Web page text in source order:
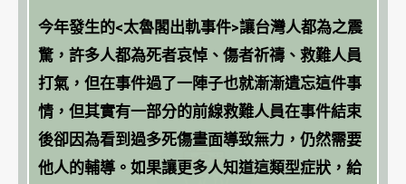
今年發生的<太魯閣出軌事件>讓台灣人都為之震
驚，許多人都為死者哀悼、傷者祈禱、救難人員
打氣，但在事件過了一陣子也就漸漸遺忘這件事
情，但其實有一部分的前線救難人員在事件結束
後卻因為看到過多死傷畫面導致無力，仍然需要
他人的輔導。如果讓更多人知道這類型症狀，給